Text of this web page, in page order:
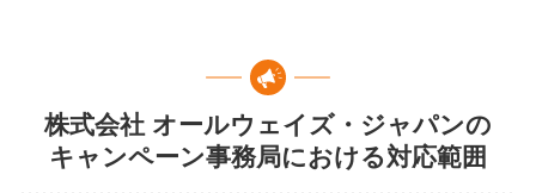
株式会社 オールウェイズ・ジャパンの
キャンペーン事務局における対応範囲